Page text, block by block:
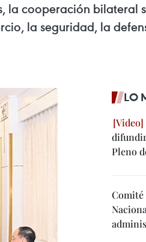
la cooperación bilateral
la seguridad, la
LO
Pleno
Comité